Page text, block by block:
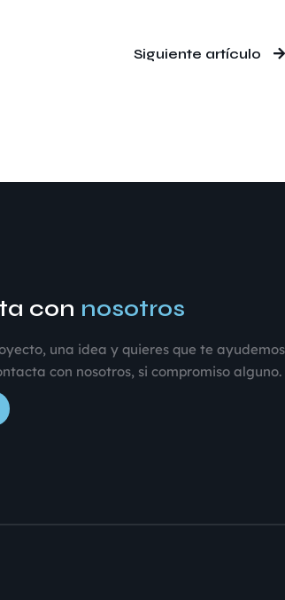
Siguiente artículo
con nosotros
una idea y quieres que te
con nosotros, si compromiso alguno.